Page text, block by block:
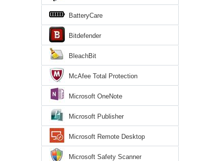
BatteryCare
Bitdefender
BleachBit
McAfee Total Protection
Microsoft OneNote
Microsoft Publisher
Microsoft Remote Desktop
Microsoft Safety Scanner